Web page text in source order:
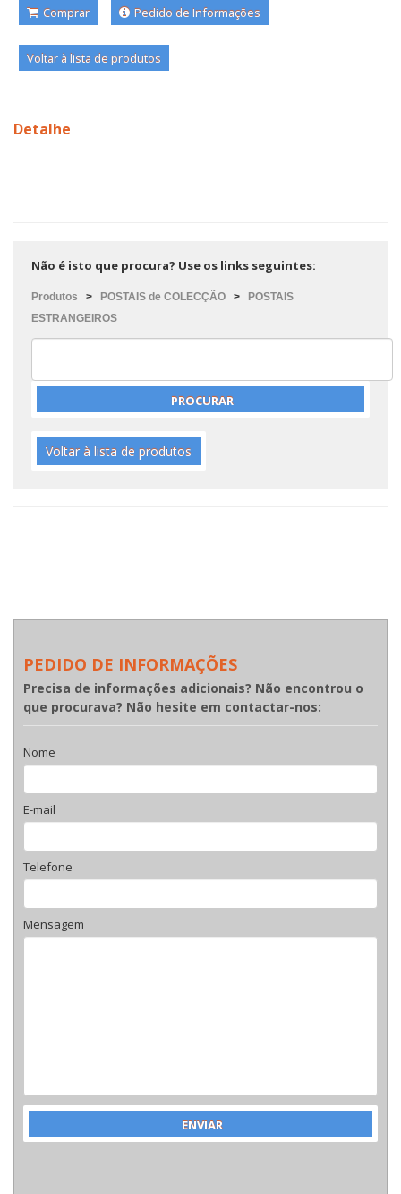
Comprar Pedido de Informações
Voltar à lista de produtos
Detalhe
Não é isto que procura? Use os links seguintes:
Produtos > POSTAIS de COLECÇÃO >
POSTAIS
ESTRANGEIROS
Voltar à lista de produtos
PEDIDO DE INFORMAÇÕES
Precisa de informações adicionais? Não encontrou o
que procurava? Não hesite em contactar-nos:
Nome
E-mail
Telefone
Mensagem